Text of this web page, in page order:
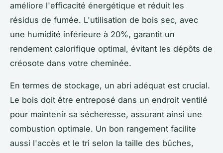
améliore l'efficacité énergétique et réduit les
résidus de fumée. L'utilisation de bois sec, avec
une humidité inférieure à 20%, garantit un
rendement calorifique optimal, évitant les dépôts de
créosote dans votre cheminée.
En termes de stockage, un abri adéquat est crucial.
Le bois doit être entreposé dans un endroit ventilé
pour maintenir sa sécheresse, assurant ainsi une
combustion optimale. Un bon rangement facilite
aussi l'accès et le tri selon la taille des bûches,